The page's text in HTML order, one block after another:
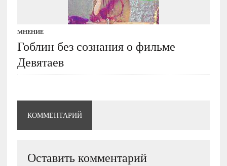
МНЕНИЕ
Гоблин без сознания о фильме
Девятаев
КОММЕНТАРИЙ
Оставить комментарий